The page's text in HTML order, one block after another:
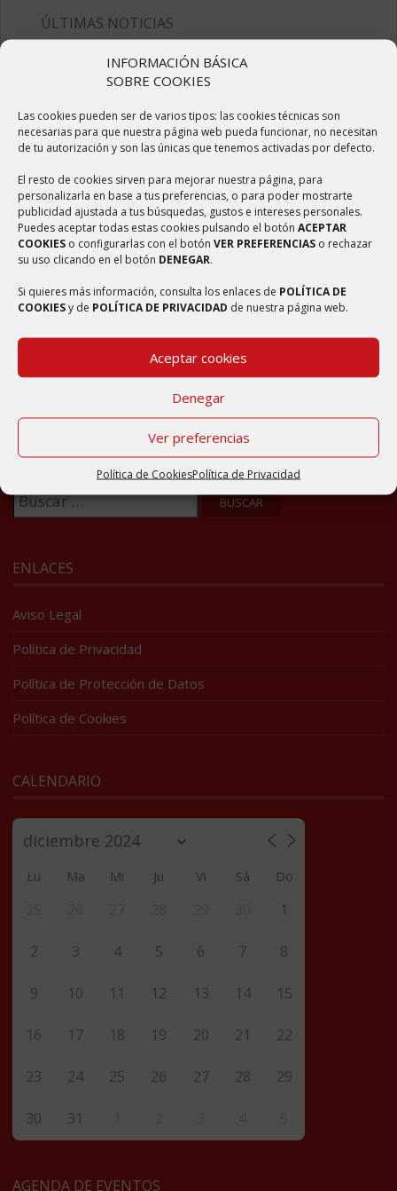
INFORMACIÓN BÁSICA
SOBRE COOKIES
Las cookies pueden ser de varios tipos: las cookies técnicas son
necesarias para que nuestra página web pueda funcionar, no necesitan
de tu autorización y son las únicas que tenemos activadas por defecto.
El resto de cookies sirven para mejorar nuestra página, para
personalizarla en base a tus preferencias, o para poder mostrarte
publicidad ajustada a tus búsquedas, gustos e intereses personales.
Puedes aceptar todas estas cookies pulsando el botón ACEPTAR
COOKIES o configurarlas con el botón VER PREFERENCIAS o rechazar
su uso clicando en el botón DENEGAR.
Si quieres más información, consulta los enlaces de POLÍTICA DE
COOKIESy de POLÍTICA DE PRIVACIDAD de nuestra página web.
Aceptar cookies
Denegar
Ver preferencias
Política de CookiesPolítica de Privacidad
ÚLTIMAS NOTICIAS
Sulfatado de calles
2 abril, 2020
Elaboración de Mascarillas
2 abril, 2020
Reforma del centro médico
2 abril, 2020
Badén elevado en la carretera de Ambel
2 abril, 2020
Nueva web del municipio de Bulbuente
4 septiembre, 2017
Buscar:
ENLACES
Aviso Legal
Política de Privacidad
Política de Protección de Datos
Política de Cookies
CALENDARIO
Lu Ma Mi Ju Vi Sá Do
1
2 3 4 5 6 7 8
9 10 11 12 13 14 15
16 17 18 19 20 21 22
23 24 25 26 27 28 29
30 31
AGENDA DE EVENTOS